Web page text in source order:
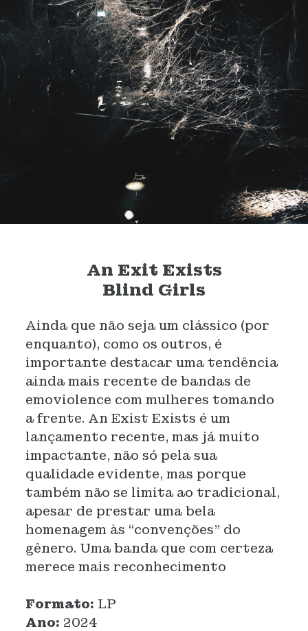
An Exit Exists
Blind Girls
Ainda que não seja um clássico (por
enquanto), como os outros, é
importante destacar uma tendência
ainda mais recente de bandas de
emoviolence com mulheres tomando
a frente. An Exist Exists é um
lançamento recente, mas já muito
impactante, não só pela sua
qualidade evidente, mas porque
também não se limita ao tradicional,
apesar de prestar uma bela
homenagem às “convenções” do
gênero. Uma banda que com certeza
merece mais reconhecimento
Formato: LP
Ano: 2024